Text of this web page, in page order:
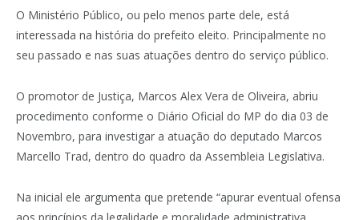
O Ministério Público, ou pelo menos parte dele, está
interessada na história do prefeito eleito. Principalmente no
seu passado e nas suas atuações dentro do serviço público.
O promotor de Justiça, Marcos Alex Vera de Oliveira, abriu
procedimento conforme o Diário Oficial do MP do dia 03 de
Novembro, para investigar a atuação do deputado Marcos
Marcello Trad, dentro do quadro da Assembleia Legislativa.
Na inicial ele argumenta que pretende “apurar eventual ofensa